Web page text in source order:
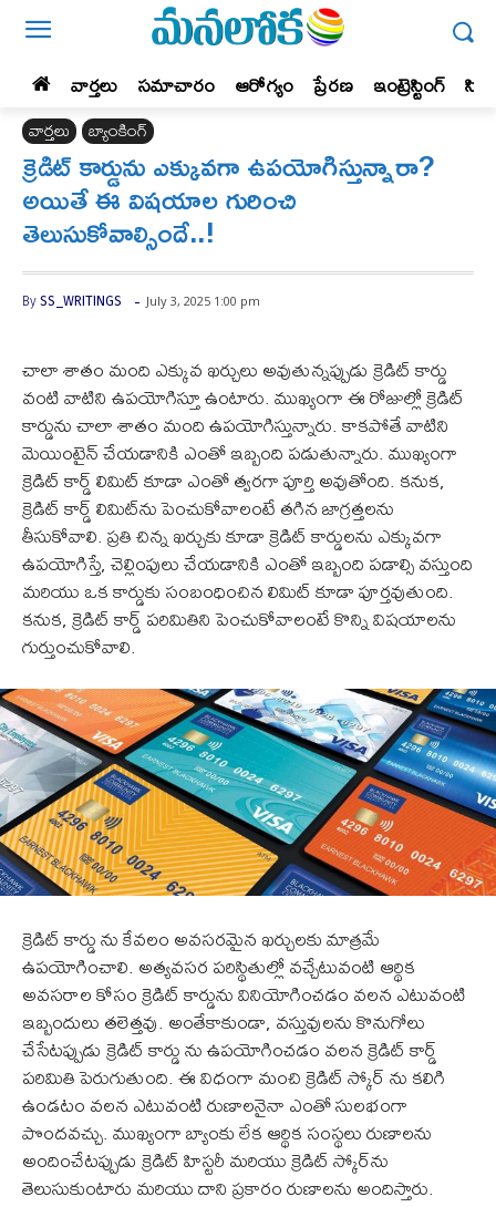
వార్తలు సమాచారం ఆరోగ్యం ప్రేర‌ణ‌ ఇంట్రెస్టింగ్‌
వార్తలు బ్యాంకింగ్‌
క్రెడిట్ కార్డును ఎక్కువగా ఉపయోగిస్తున్నారా?
అయితే ఈ విషయాల గురించి
తెలుసుకోవాల్సిందే..!
By SS_WRITINGS - July 3, 2025 1:00 pm
చాలా శాతం మంది ఎక్కువ ఖర్చులు అవుతున్నప్పుడు క్రెడిట్ కార్డు
వంటి వాటిని ఉపయోగిస్తూ ఉంటారు. ముఖ్యంగా ఈ రోజుల్లో క్రెడిట్
కార్డును చాలా శాతం మంది ఉపయోగిస్తున్నారు. కాకపోతే వాటిని
మెయింటైన్ చేయడానికి ఎంతో ఇబ్బంది పడుతున్నారు. ముఖ్యంగా
క్రెడిట్ కార్డ్ లిమిట్ కూడా ఎంతో త్వరగా పూర్తి అవుతోంది. కనుక,
క్రెడిట్ కార్డ్ లిమిట్‌ను పెంచుకోవాలంటే తగిన జాగ్రత్తలను
తీసుకోవాలి. ప్రతి చిన్న ఖర్చుకు కూడా క్రెడిట్ కార్డులను ఎక్కువగా
ఉపయోగిస్తే, చెల్లింపులు చేయడానికి ఎంతో ఇబ్బంది పడాల్సి వస్తుంది
మరియు ఒక కార్డుకు సంబంధించిన లిమిట్ కూడా పూర్తవుతుంది.
కనుక, క్రెడిట్ కార్డ్ పరిమితిని పెంచుకోవాలంటే కొన్ని విషయాలను
గుర్తుంచుకోవాలి.
క్రెడిట్ కార్డు ను కేవలం అవసరమైన ఖర్చులకు మాత్రమే
ఉపయోగించాలి. అత్యవసర పరిస్థితుల్లో వచ్చేటువంటి ఆర్థిక
అవసరాల కోసం క్రెడిట్ కార్డును వినియోగించడం వలన ఎటువంటి
ఇబ్బందులు తలెత్తవు. అంతేకాకుండా, వస్తువులను కొనుగోలు
చేసేటప్పుడు క్రెడిట్ కార్డు ను ఉపయోగించడం వలన క్రెడిట్ కార్డ్
పరిమితి పెరుగుతుంది. ఈ విధంగా మంచి క్రెడిట్ స్కోర్‌ ను కలిగి
ఉండటం వలన ఎటువంటి రుణాలనైనా ఎంతో సులభంగా
పొందవచ్చు. ముఖ్యంగా బ్యాంకు లేక ఆర్థిక సంస్థలు రుణాలను
అందించేటప్పుడు క్రెడిట్ హిస్టరీ మరియు క్రెడిట్ స్కోర్‌ను
తెలుసుకుంటారు మరియు దాని ప్రకారం రుణాలను అందిస్తారు.